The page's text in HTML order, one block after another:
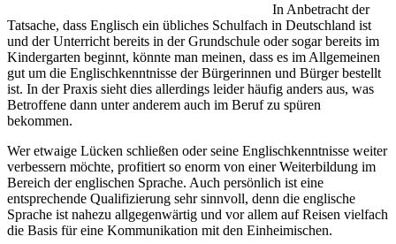
In Anbetracht der
Tatsache, dass Englisch ein übliches Schulfach in Deutschland ist
und der Unterricht bereits in der Grundschule oder sogar bereits im
Kindergarten beginnt, könnte man meinen, dass es im Allgemeinen
gut um die Englischkenntnisse der Bürgerinnen und Bürger bestellt
ist. In der Praxis sieht dies allerdings leider häufig anders aus, was
Betroffene dann unter anderem auch im Beruf zu spüren
bekommen.
Wer etwaige Lücken schließen oder seine Englischkenntnisse weiter
verbessern möchte, profitiert so enorm von einer Weiterbildung im
Bereich der englischen Sprache. Auch persönlich ist eine
entsprechende Qualifizierung sehr sinnvoll, denn die englische
Sprache ist nahezu allgegenwärtig und vor allem auf Reisen vielfach
die Basis für eine Kommunikation mit den Einheimischen.